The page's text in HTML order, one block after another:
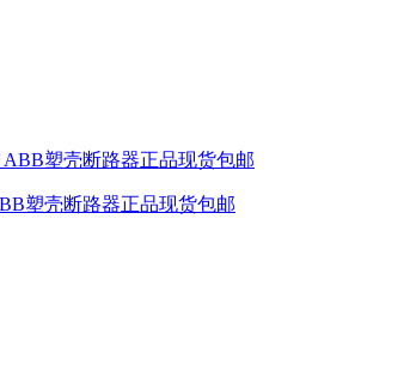
塑壳断路器正品现货包邮